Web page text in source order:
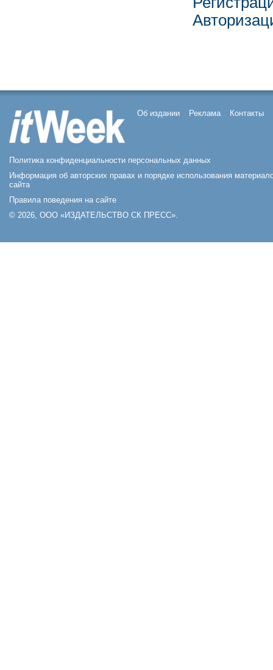
Об издании Реклама Контакты
Политика конфиденциальности персональных данных
Информация об авторских правах и порядке использования
сайта
Правила поведения на сайте
© 2026, ООО «ИЗДАТЕЛЬСТВО СК ПРЕСС».